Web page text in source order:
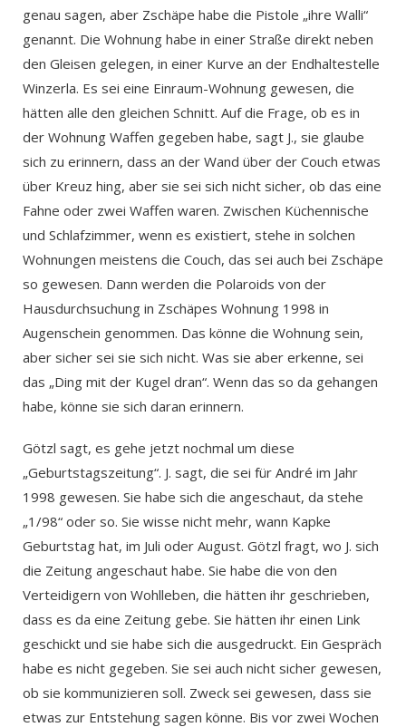
genau sagen, aber Zschäpe habe die Pistole „ihre Walli“
genannt. Die Wohnung habe in einer Straße direkt neben
den Gleisen gelegen, in einer Kurve an der Endhaltestelle
Winzerla. Es sei eine Einraum-Wohnung gewesen, die
hätten alle den gleichen Schnitt. Auf die Frage, ob es in
der Wohnung Waffen gegeben habe, sagt J., sie glaube
sich zu erinnern, dass an der Wand über der Couch etwas
über Kreuz hing, aber sie sei sich nicht sicher, ob das eine
Fahne oder zwei Waffen waren. Zwischen Küchennische
und Schlafzimmer, wenn es existiert, stehe in solchen
Wohnungen meistens die Couch, das sei auch bei Zschäpe
so gewesen. Dann werden die Polaroids von der
Hausdurchsuchung in Zschäpes Wohnung 1998 in
Augenschein genommen. Das könne die Wohnung sein,
aber sicher sei sie sich nicht. Was sie aber erkenne, sei
das „Ding mit der Kugel dran“. Wenn das so da gehangen
habe, könne sie sich daran erinnern.
Götzl sagt, es gehe jetzt nochmal um diese
„Geburtstagszeitung“. J. sagt, die sei für André im Jahr
1998 gewesen. Sie habe sich die angeschaut, da stehe
„1/98“ oder so. Sie wisse nicht mehr, wann Kapke
Geburtstag hat, im Juli oder August. Götzl fragt, wo J. sich
die Zeitung angeschaut habe. Sie habe die von den
Verteidigern von Wohlleben, die hätten ihr geschrieben,
dass es da eine Zeitung gebe. Sie hätten ihr einen Link
geschickt und sie habe sich die ausgedruckt. Ein Gespräch
habe es nicht gegeben. Sie sei auch nicht sicher gewesen,
ob sie kommunizieren soll. Zweck sei gewesen, dass sie
etwas zur Entstehung sagen könne. Bis vor zwei Wochen